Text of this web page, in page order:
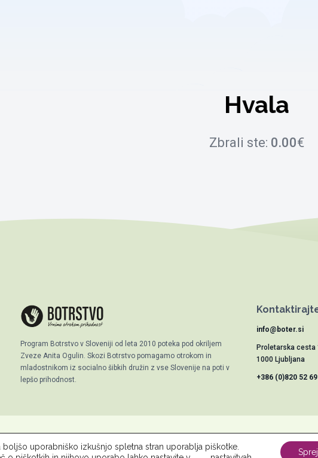
Hvala
Zbrali ste: 0.00€
Program Botrstvo v Sloveniji od leta 2010 poteka pod okriljem
Zveze Anita Ogulin. Skozi Botrstvo pomagamo otrokom in
mladostnikom iz socialno šibkih družin z vse Slovenije na poti v
lepšo prihodnost.
info@boter.si
Proletarska cesta
1000 Ljubljana
+386 (0)820 52
© 2026 ZPM Moste O Botrstvu Novice Kontakt Za osebe Za podjetja
boljšo uporabniško izkušnjo spletna stran uporablja piškotke.